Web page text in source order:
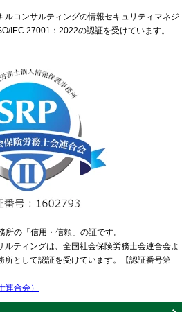
コンサルティングの情報セキュリティマネジ
IEC 27001：2022の認証を受けています。
の「信用・信頼」の証です。
ティングは、全国社会保険労務士会連合会よ
所として認証を受けています。【認証番号第
合会）